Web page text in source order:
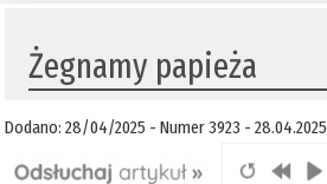
Żegnamy papieża
Dodano: 28/04/2025 - Numer 3923 - 28.04.2025